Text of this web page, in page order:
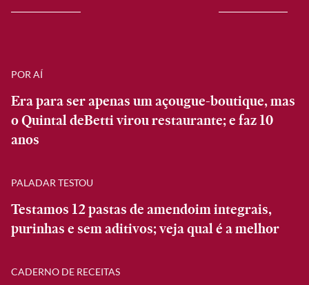
POR AÍ
Era para ser apenas um açougue-boutique, mas
o Quintal deBetti virou restaurante; e faz 10
anos
PALADAR TESTOU
Testamos 12 pastas de amendoim integrais,
purinhas e sem aditivos; veja qual é a melhor
CADERNO DE RECEITAS